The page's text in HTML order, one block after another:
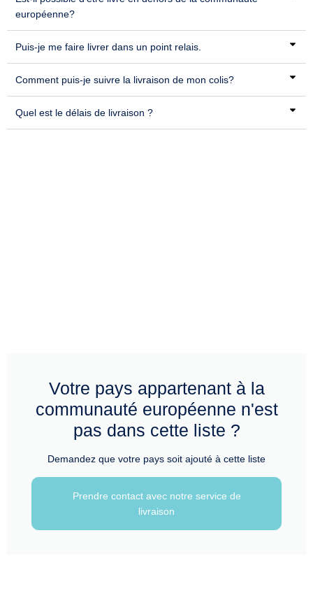
européenne?
Puis-je me faire livrer dans un point relais.
Comment puis-je suivre la livraison de mon colis?
Quel est le délais de livraison ?
Votre pays appartenant à la
communauté européenne n'est
pas dans cette liste ?
Demandez que votre pays soit ajouté à cette liste
Prendre contact avec notre service de
livraison